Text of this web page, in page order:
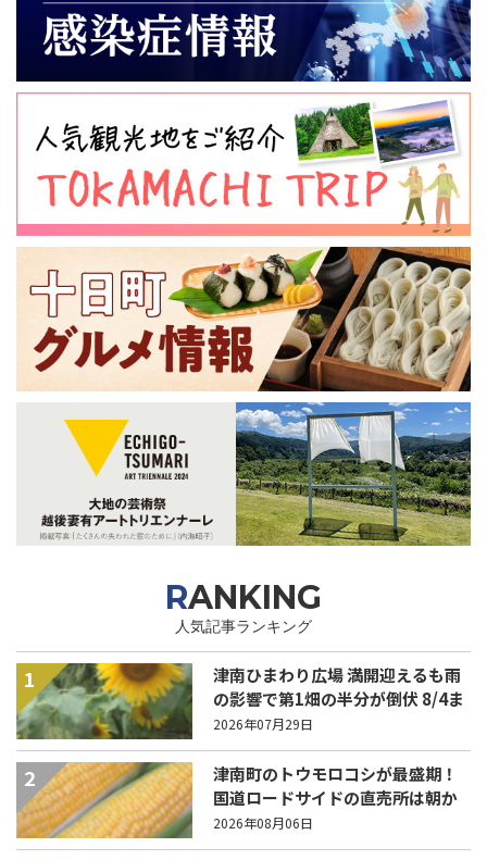
RANKING
人気記事ランキング
1
津南ひまわり広場 満開迎えるも雨
の影響で第1畑の半分が倒伏 8/4ま
で駐車場を無料開放
2026年07月29日
2
津南町のトウモロコシが最盛期！
国道ロードサイドの直売所は朝か
ら長い列！
2026年08月06日